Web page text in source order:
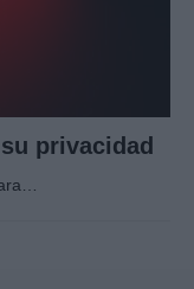
privacidad